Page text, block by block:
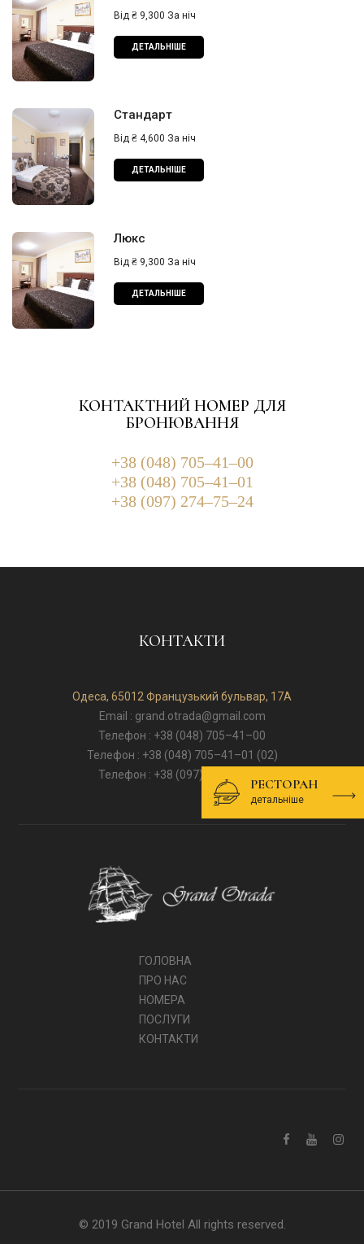
Від ₴ 9,300 За ніч
ДЕТАЛЬНІШЕ
Стандарт
Від ₴ 4,600 За ніч
ДЕТАЛЬНІШЕ
Люкс
Від ₴ 9,300 За ніч
ДЕТАЛЬНІШЕ
КОНТАКТНИЙ НОМЕР ДЛЯ
БРОНЮВАННЯ
+38 (048) 705–41–00
+38 (048) 705–41–01
+38 (097) 274–75–24
КОНТАКТИ
Одеса, 65012 Французький бульвар, 17А
Email : grand.otrada@gmail.com
Телефон : +38 (048) 705–41–00
Телефон : +38 (048) 705–41–01 (02)
Телефон : +38 (097) 274–75–24
РЕСТОРАН
детальніше
ГОЛОВНА
ПРО НАС
НОМЕРА
ПОСЛУГИ
КОНТАКТИ
© 2019 Grand Hotel All rights reserved.